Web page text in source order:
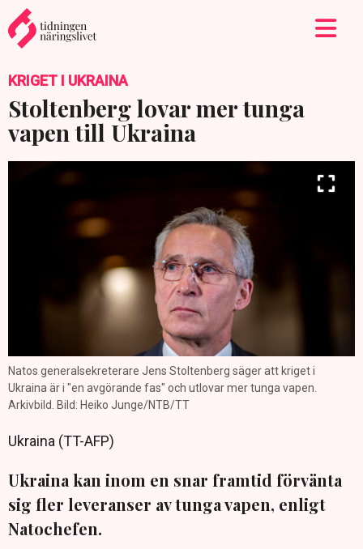
KRIGET I UKRAINA
Stoltenberg lovar mer tunga
vapen till Ukraina
Natos generalsekreterare Jens Stoltenberg säger att kriget i
Ukraina är i "en avgörande fas" och utlovar mer tunga vapen.
Arkivbild. Bild: Heiko Junge/NTB/TT
Ukraina (TT-AFP)
Ukraina kan inom en snar framtid förvänta
sig fler leveranser av tunga vapen, enligt
Natochefen.